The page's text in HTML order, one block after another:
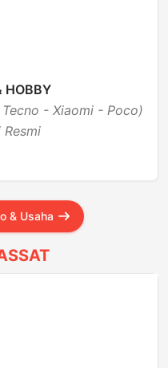
HOBBY
- Xiaomi - Poco)
Resmi
& Usaha